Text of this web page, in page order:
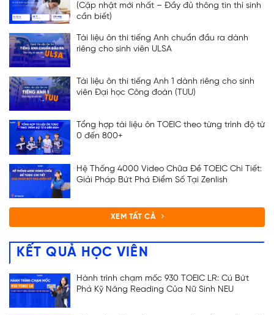
(Cập nhật mới nhất – Đầy đủ thông tin thí sinh
cần biết)
Tài liệu ôn thi tiếng Anh chuẩn đầu ra dành
riêng cho sinh viên ULSA
Tài liệu ôn thi tiếng Anh 1 dành riêng cho sinh
viên Đại học Công đoàn (TUU)
Tổng hợp tài liệu ôn TOEIC theo từng trình độ từ
0 đến 800+
Hệ Thống 4000 Video Chữa Đề TOEIC Chi Tiết:
Giải Pháp Bứt Phá Điểm Số Tại Zenlish
XEM TẤT CẢ
KẾT QUẢ HỌC VIÊN
Hành trình chạm mốc 930 TOEIC LR: Cú Bứt
Phá Kỹ Năng Reading Của Nữ Sinh NEU